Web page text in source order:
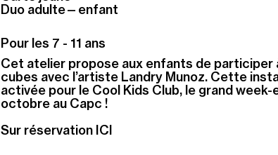
Duo adulte—enfant
Pour les 7 - 11 ans
Cet atelier propose aux enfants de participer
cubes avec l’artiste Landry Munoz. Cette
activée pour le Cool Kids Club, le grand week-
octobre au Capc !
Sur réservation ICI